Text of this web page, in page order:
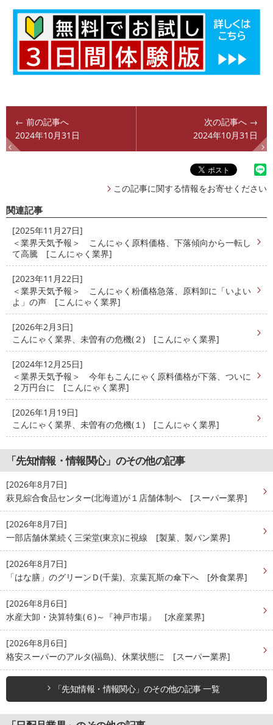
← 前の記事へ
2024年10月31日
次の記事へ →
2024年10月31日
この記事に関する情報をお寄せください
関連記事
[2025年11月27日]
＜業界天気予報＞ こんにゃく原料価格、下落傾向から一転し
て高騰 [こんにゃく業界]
[2023年11月22日]
＜業界天気予報＞ こんにゃく粉価格急落、原料卸に「いよい
よ」の声 [こんにゃく業界]
[2026年2月3日]
こんにゃく業界、未曽有の危機(２) [こんにゃく業界]
[2024年12月25日]
＜業界天気予報＞ 今年もこんにゃく原料価格が下落、ついに
２万円台に [こんにゃく業界]
[2026年1月19日]
こんにゃく業界、未曽有の危機(１) [こんにゃく業界]
「先知情報・情報関心」のその他の記事
[2026年8月7日]
萩見綜合食品センター(北海道)が１店舗体制へ [スーパー業界]
[2026年8月7日]
一部店舗休業続く三栄堂(東京)に視線 [製菓、製パン業界]
[2026年8月7日]
「はな膳」のグリーンＤ(千葉)、京葉瓦斯の傘下へ [外食業界]
[2026年8月6日]
水産大卸・決算特集(６)～『神戸市場』 [水産業界]
[2026年8月6日]
格安スーパーのアルタ(福島)、休業状態に [スーパー業界]
「先知情報・情報関心」のその他の記事 一覧